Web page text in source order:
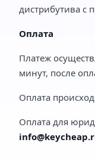
дистрибутива с
Оплата
Платеж
минут, после
Оплата
Оплата для